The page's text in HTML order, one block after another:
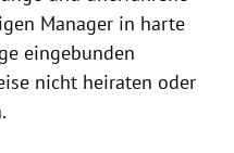
Manager in harte
eingebunden
nicht heiraten oder